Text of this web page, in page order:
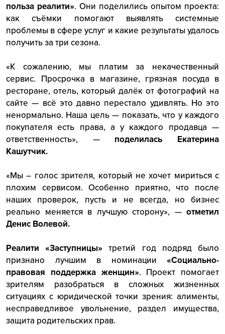
польза реалити». Они поделились опытом проекта:
как съёмки помогают выявлять системные
проблемы в сфере услуг и какие результаты удалось
получить за три сезона.
«К сожалению, мы платим за некачественный
сервис. Просрочка в магазине, грязная посуда в
ресторане, отель, который далёк от фотографий на
сайте — всё это давно перестало удивлять. Но это
ненормально. Наша цель — показать, что у каждого
покупателя есть права, а у каждого продавца —
ответственность», — поделилась Екатерина
Кашутчик.
«Мы – голос зрителя, который не хочет мириться с
плохим сервисом. Особенно приятно, что после
наших проверок, пусть и не всегда, но бизнес
реально меняется в лучшую сторону», — отметил
Денис Волевой.
Реалити «Заступницы» третий год подряд было
признано лучшим в номинации «Социально-
правовая поддержка женщин». Проект помогает
зрителям разобраться в сложных жизненных
ситуациях с юридической точки зрения: алименты,
несправедливое увольнение, раздел имущества,
защита родительских прав.